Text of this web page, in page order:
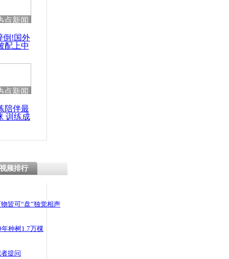
点新闻
倒!国外
配上中
点新闻
陪伴最
训练成
频排行
皆可“盘”独觉相声
种树1.7万棵
提问